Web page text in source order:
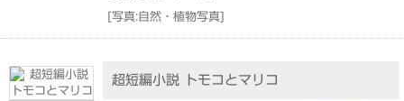
[写真:自然・植物写真]
超短編小説 トモコとマリコ